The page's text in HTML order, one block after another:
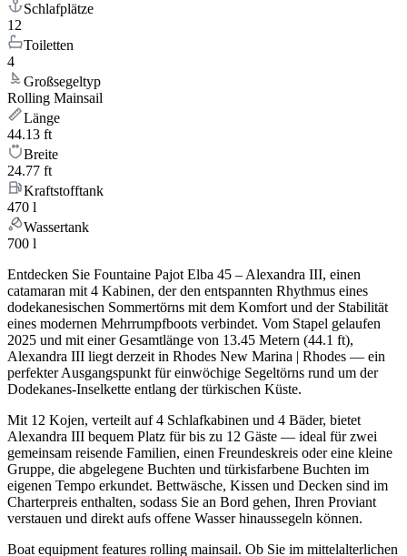
Schlafplätze
12
Toiletten
4
Großsegeltyp
Rolling Mainsail
Länge
44.13 ft
Breite
24.77 ft
Kraftstofftank
470 l
Wassertank
700 l
Entdecken Sie Fountaine Pajot Elba 45 – Alexandra III, einen
catamaran mit 4 Kabinen, der den entspannten Rhythmus eines
dodekanesischen Sommertörns mit dem Komfort und der Stabilität
eines modernen Mehrrumpfboots verbindet. Vom Stapel gelaufen
2025 und mit einer Gesamtlänge von 13.45 Metern (44.1 ft),
Alexandra III liegt derzeit in Rhodes New Marina | Rhodes — ein
perfekter Ausgangspunkt für einwöchige Segeltörns rund um der
Dodekanes-Inselkette entlang der türkischen Küste.
Mit 12 Kojen, verteilt auf 4 Schlafkabinen und 4 Bäder, bietet
Alexandra III bequem Platz für bis zu 12 Gäste — ideal für zwei
gemeinsam reisende Familien, einen Freundeskreis oder eine kleine
Gruppe, die abgelegene Buchten und türkisfarbene Buchten im
eigenen Tempo erkundet. Bettwäsche, Kissen und Decken sind im
Charterpreis enthalten, sodass Sie an Bord gehen, Ihren Proviant
verstauen und direkt aufs offene Wasser hinaussegeln können.
Boat equipment features rolling mainsail. Ob Sie im mittelalterlichen